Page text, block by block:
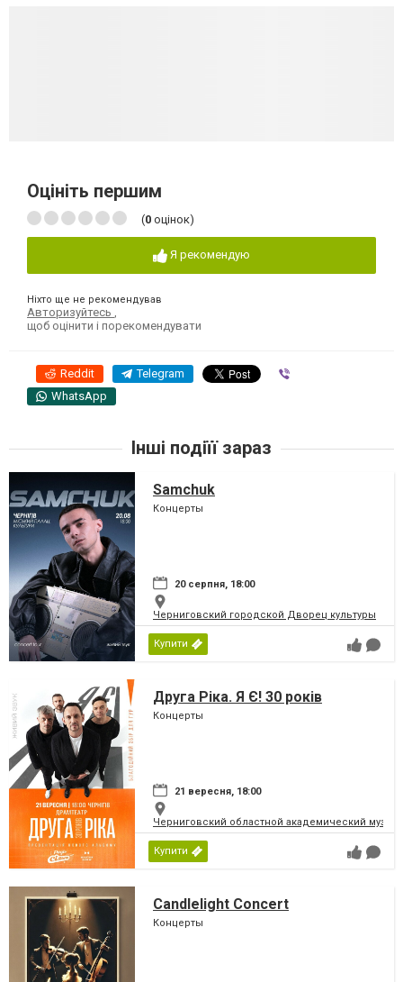
Оцініть першим
(0 оцінок)
Я рекомендую
Ніхто ще не рекомендував
Авторизуйтесь
щоб оцінити і порекомендувати
Reddit Telegram
WhatsApp
Інші подіїї зараз
Samchuk
Концерты
20 серпня, 18:00
Черниговский городской Дворец культуры
Купити
Друга Ріка. Я Є! 30 років
Концерты
21 вересня, 18:00
Черниговский областной академический
Купити
Candlelight Concert
Концерты